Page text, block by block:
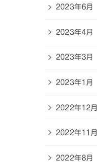
2023年6月
2023年4月
2023年3月
2023年1月
2022年12月
2022年11月
2022年8月